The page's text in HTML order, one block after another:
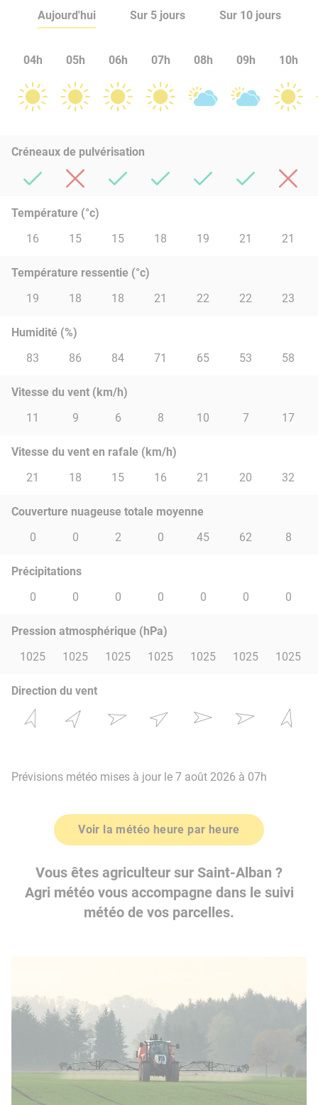
Aujourd'hui Sur 5 jours Sur 10 jours
04h 05h 06h 07h 08h 09h 10h
Créneaux de pulvérisation
Température (°c)
16
15 15 18 19 21 21
Température ressentie (°c)
19
18 18 21 22 22 23
Humidité (%)
83
86 84 71 65 53 58
Vitesse du vent (km/h)
11
9 6 8 10 7 17
Vitesse du vent en rafale (km/h)
21
18 15 16 21 20 32
Couverture nuageuse totale moyenne
0
0 2 0 45 62 8
Précipitations
0
0 0 0 0 0 0
Pression atmosphérique (hPa)
1025
1025 1025 1025 1025 1025 1025
Direction du vent
Prévisions météo mises à jour le 7 août 2026 à 07h
Voir la météo heure par heure
Vous êtes agriculteur sur Saint-Alban ?
Agri météo vous accompagne dans le suivi
météo de vos parcelles.